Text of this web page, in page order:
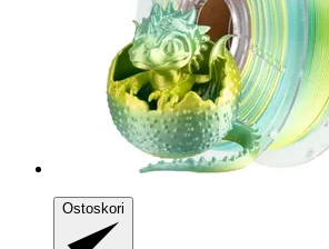
Ostoskori